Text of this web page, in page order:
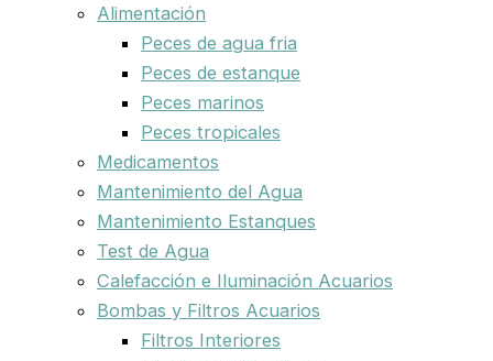
Alimentación
Peces de agua fria
Peces de estanque
Peces marinos
Peces tropicales
Medicamentos
Mantenimiento del Agua
Mantenimiento Estanques
Test de Agua
Calefacción e Iluminación Acuarios
Bombas y Filtros Acuarios
Filtros Interiores